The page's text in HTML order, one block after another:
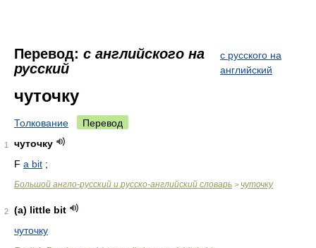
Перевод: с английского на
русский
с русского на
английский
чуточку
Толкование Перевод
1
чуточку
F a bit ;
Большой англо-русский и русско-английский словарь > чуточку
2
(a) little bit
чуточку